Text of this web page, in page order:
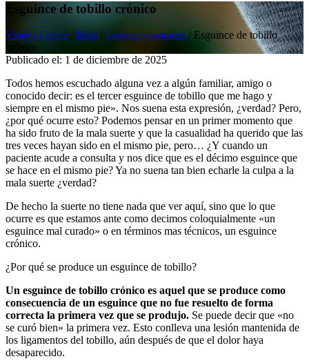
Esguince de tobillo crónico
Vitalys Center / Blog / Lesiones comunes / Esguince de tobillo
crónico
Publicado el: 1 de diciembre de 2025
Todos hemos escuchado alguna vez a algún familiar, amigo o
conocido decir: es el tercer esguince de tobillo que me hago y
siempre en el mismo pie». Nos suena esta expresión, ¿verdad? Pero,
¿por qué ocurre esto? Podemos pensar en un primer momento que
ha sido fruto de la mala suerte y que la casualidad ha querido que las
tres veces hayan sido en el mismo pie, pero… ¿Y cuando un
paciente acude a consulta y nos dice que es el décimo esguince que
se hace en el mismo pie? Ya no suena tan bien echarle la culpa a la
mala suerte ¿verdad?
De hecho la suerte no tiene nada que ver aquí, sino que lo que
ocurre es que estamos ante como decimos coloquialmente «un
esguince mal curado» o en términos mas técnicos, un esguince
crónico.
¿Por qué se produce un esguince de tobillo?
Un esguince de tobillo crónico es aquel que se produce como
consecuencia de un esguince que no fue resuelto de forma
correcta la primera vez que se produjo. Se puede decir que «no
se curó bien» la primera vez. Esto conlleva una lesión mantenida de
los ligamentos del tobillo, aún después de que el dolor haya
desaparecido.